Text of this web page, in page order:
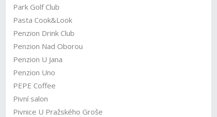
Park Golf Club
Pasta Cook&Look
Penzion Drink Club
Penzion Nad Oborou
Penzion U Jana
Penzion Uno
PEPE Coffee
Pivní salon
Pivnice U Pražského Groše